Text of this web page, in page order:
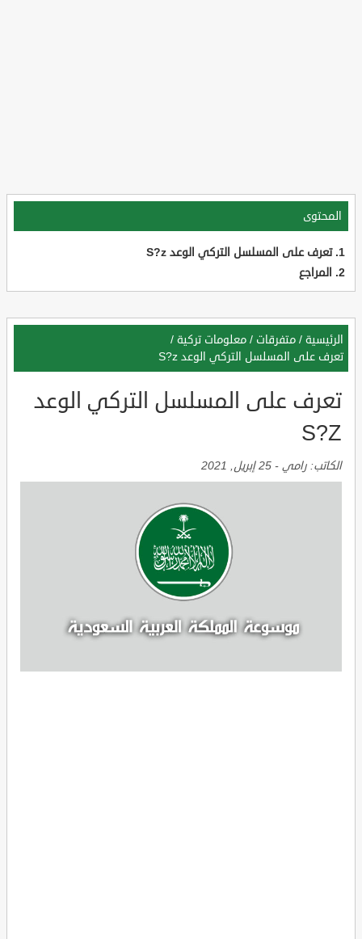
المحتوى
تعرف على المسلسل التركي الوعد S?z
المراجع
الرئيسية / متفرقات / معلومات تركية /
تعرف على المسلسل التركي الوعد S?z
تعرف على المسلسل التركي الوعد
S?Z
الكاتب: رامي - 25 إبريل, 2021